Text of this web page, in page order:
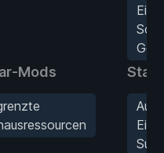
Mods